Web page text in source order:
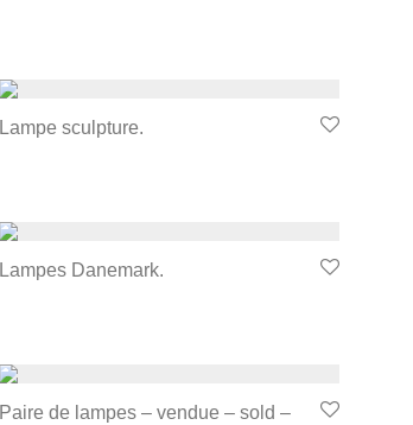
Lampe sculpture.
Lampes Danemark.
Paire de lampes – vendue – sold –